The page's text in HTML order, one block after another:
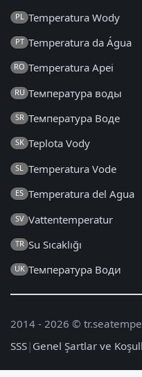
PL Temperatura Wody
PT Temperatura da Água
RO Temperatura Apei
RU Температура воды
SR Температура Воде
SK Teplota Vody
SL Temperatura Vode
ES Temperatura del Agua
SV Vattentemperatur
TR Su Sıcaklığı
UK Температура Води
2014 - 2026 ©
SSS| Genel Şartlar ve